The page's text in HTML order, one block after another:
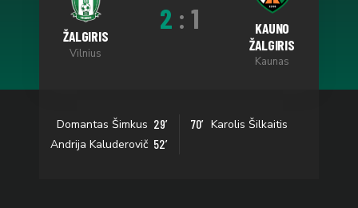
ŽALGIRIS
Vilnius
2 : 1
KAUNO
ŽALGIRIS
Kaunas
Domantas Šimkus 29’
Andrija Kaluderovič 52’
70’ Karolis Šilkaitis